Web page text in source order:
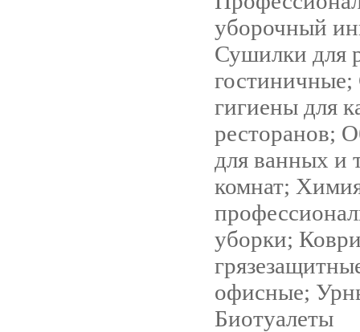
уборочный
Сушилки для
гостиничные;
гигиены для
ресторанов;
для ванных и
комнат;
уборки;
офисные;
Биотуалеты